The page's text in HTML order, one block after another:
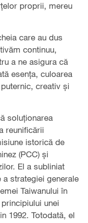
proprii, mereu
care au dus
continuu,
a ne asigura că
esența, culoarea
creativ și
soluționarea
reunificării
istorică de
(PCC) și
El a subliniat
strategiei generale
Taiwanului în
unei
1992. Totodată, el